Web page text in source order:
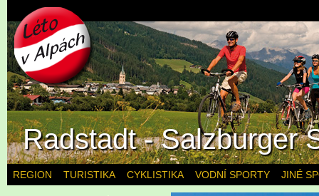
REGION TURISTIKA CYKLISTIKA VODNÍ SPORTY JINÉ
Radstadt - Salzburger